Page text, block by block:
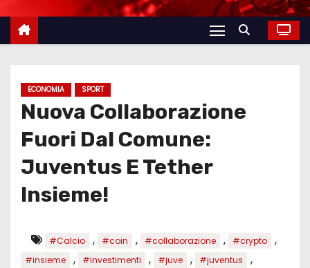
ECONOMIA SPORT
Nuova Collaborazione
Fuori Dal Comune:
Juventus E Tether
Insieme!
#Calcio , #coin , #collaborazione , #crypto ,
#insieme , #investimenti , #juve , #juventus ,